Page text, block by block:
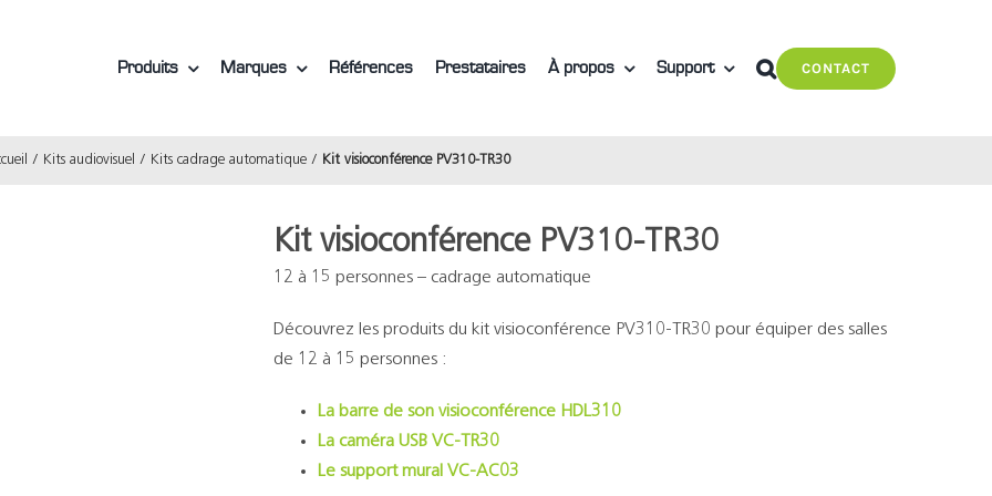
Produits Marques Références Prestataires À propos Support CONTACT
Kits audiovisuel Kits cadrage automatique Kit visioconférence PV310-TR30
Kit visioconférence PV310-TR30
12 à 15 personnes – cadrage automatique
Découvrez les produits du kit visioconférence PV310-TR30 pour équiper des salles
de 12 à 15 personnes :
La barre de son visioconférence HDL310
La caméra USB VC-TR30
Le support mural VC-AC03